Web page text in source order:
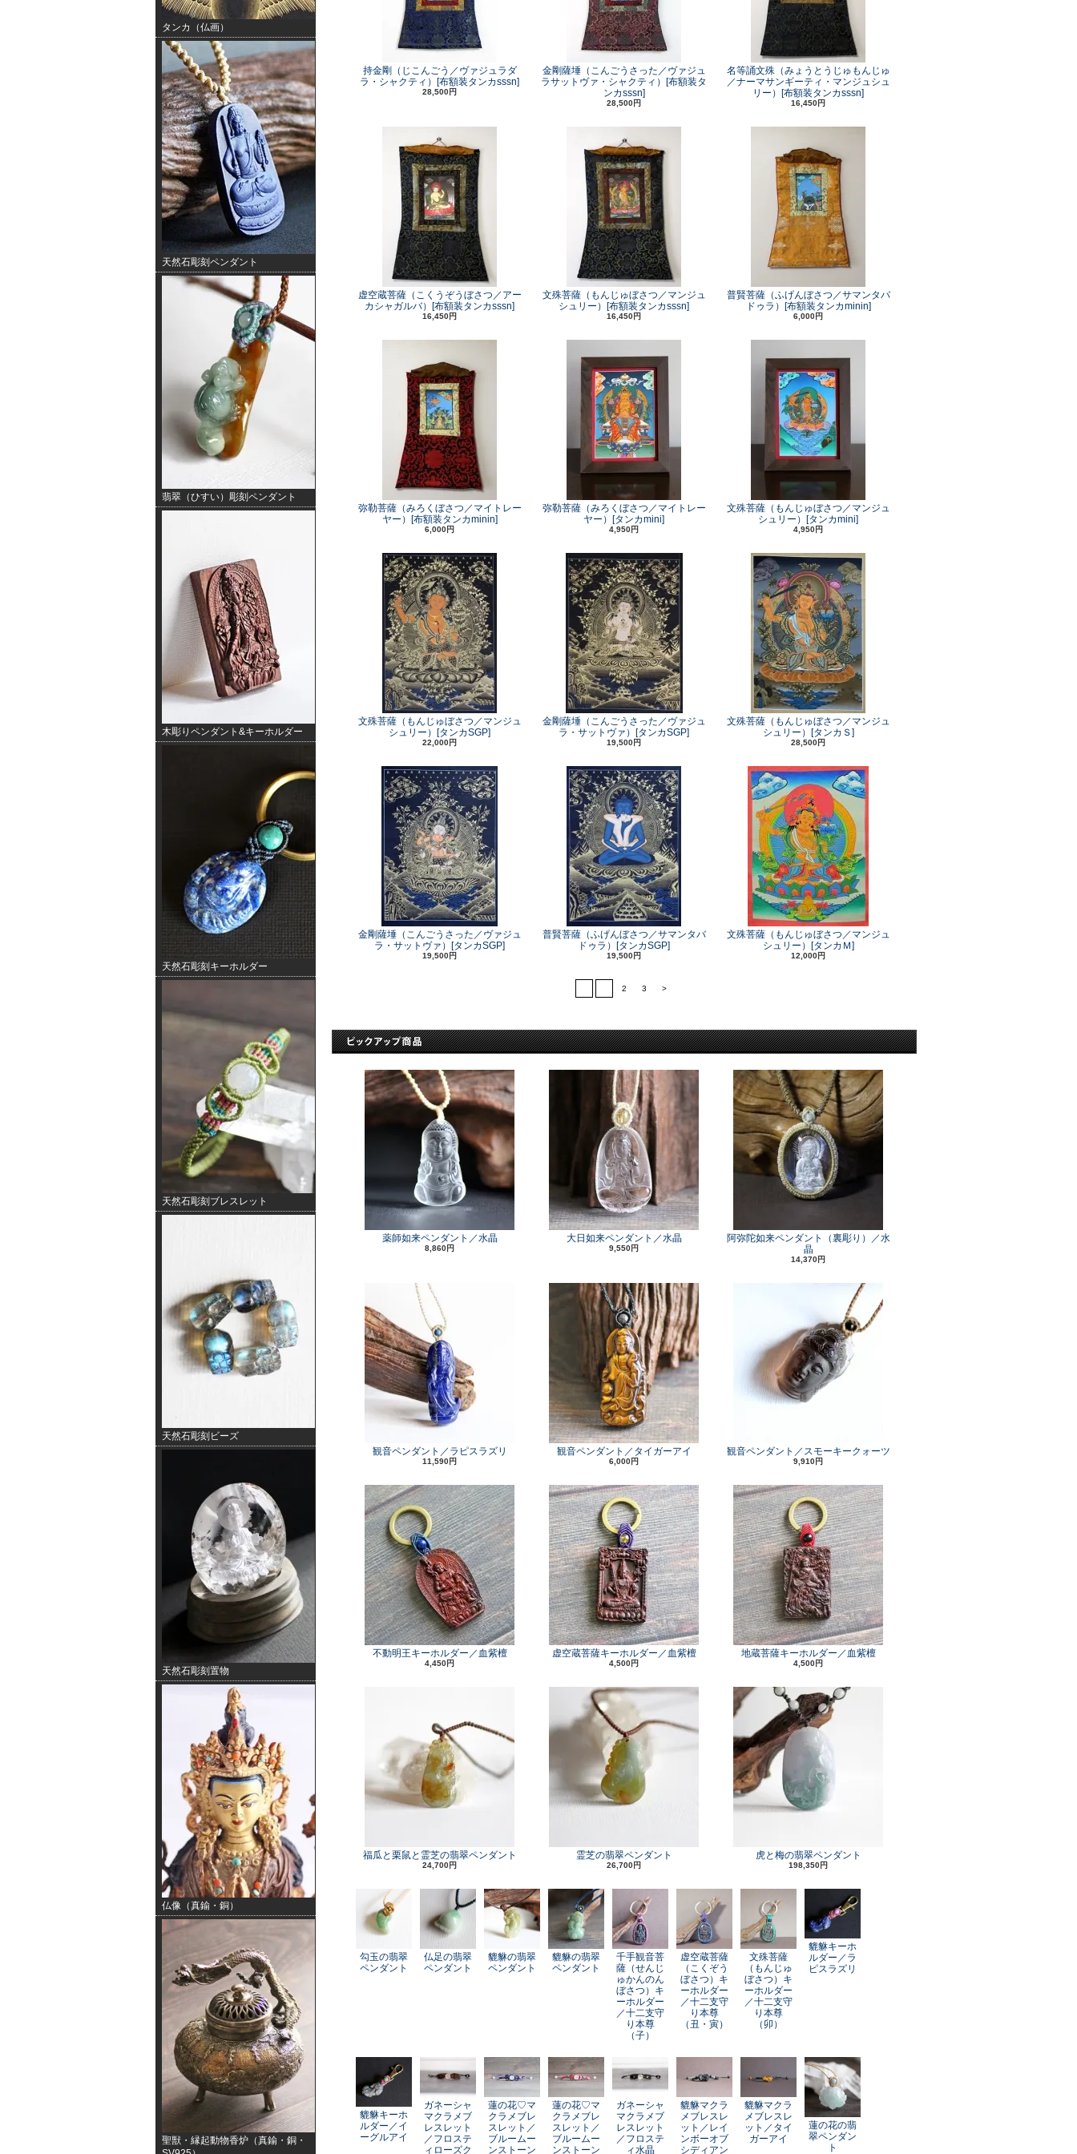
タンカ（仏画）
天然石彫刻ペンダント
翡翠（ひすい）彫刻ペンダント
木彫りペンダント&キーホルダー
天然石彫刻キーホルダー
天然石彫刻ブレスレット
天然石彫刻ビーズ
天然石彫刻置物
仏像（真鍮・銅）
聖獣・縁起動物香炉（真鍮・銅・
持金剛（じこんごう／ヴァジュラダ
ラ・シャクティ）[布額装タンカsssn]
28,500円
金剛薩埵（こんごうさった／ヴァジュ
ラサットヴァ・シャクティ）[布額装タ
ンカsssn]
28,500円
名等誦文殊（みょうとうじゅもんじゅ
／ナーマサンギーティ・マンジュシュ
リー）[布額装タンカsssn]
16,450円
虚空蔵菩薩（こくうぞうぼさつ／アー
カシャガルバ）[布額装タンカsssn]
16,450円
文殊菩薩（もんじゅぼさつ／マンジュ
シュリー）[布額装タンカsssn]
16,450円
普賢菩薩（ふげんぼさつ／サマンタバ
ドゥラ）[布額装タンカminin]
6,000円
弥勒菩薩（みろくぼさつ／マイトレー
ヤー）[布額装タンカminin]
6,000円
弥勒菩薩（みろくぼさつ／マイトレー
ヤー）[タンカmini]
4,950円
文殊菩薩（もんじゅぼさつ／マンジュ
シュリー）[タンカmini]
4,950円
文殊菩薩（もんじゅぼさつ／マンジュ
シュリー）[タンカSGP]
22,000円
金剛薩埵（こんごうさった／ヴァジュ
ラ・サットヴァ）[タンカSGP]
19,500円
文殊菩薩（もんじゅぼさつ／マンジュ
シュリー）[タンカＳ]
28,500円
金剛薩埵（こんごうさった／ヴァジュ
ラ・サットヴァ）[タンカSGP]
19,500円
普賢菩薩（ふげんぼさつ／サマンタバ
ドゥラ）[タンカSGP]
19,500円
文殊菩薩（もんじゅぼさつ／マンジュ
シュリー）[タンカＭ]
12,000円
2 3 >
薬師如来ペンダント／水晶
8,860円
大日如来ペンダント／水晶
9,550円
阿弥陀如来ペンダント（裏彫り）／水
晶
14,370円
観音ペンダント／ラピスラズリ
11,590円
観音ペンダント／タイガーアイ
6,000円
観音ペンダント／スモーキークォーツ
9,910円
不動明王キーホルダー／血紫檀
4,450円
虚空蔵菩薩キーホルダー／血紫檀
4,500円
地蔵菩薩キーホルダー／血紫檀
4,500円
福瓜と栗鼠と霊芝の翡翠ペンダント
24,700円
霊芝の翡翠ペンダント
26,700円
虎と梅の翡翠ペンダント
198,350円
勾玉の翡翠
ペンダント
仏足の翡翠
ペンダント
貔貅の翡翠
ペンダント
貔貅の翡翠
ペンダント
千手観音菩
薩（せんじ
ゅかんのん
ぼさつ）キ
ーホルダー
／十二支守
り本尊
（子）
虚空蔵菩薩
（こくぞう
ぼさつ）キ
ーホルダー
／十二支守
り本尊
（丑・寅）
文殊菩薩
（もんじゅ
ぼさつ）キ
ーホルダー
／十二支守
り本尊
（卯）
貔貅キーホ
ルダー／ラ
ピスラズリ
貔貅キーホ
ルダー／イ
ーグルアイ
ガネーシャ
マクラメブ
レスレット
／フロステ
ィローズク
蓮の花♡マ
クラメブレ
スレット／
ブルームー
ンストーン
蓮の花♡マ
クラメブレ
スレット／
ブルームー
ンストーン
ガネーシャ
マクラメブ
レスレット
／フロステ
ィ水晶
貔貅マクラ
メブレスレ
ット／レイ
ンボーオブ
シディアン
貔貅マクラ
メブレスレ
ット／タイ
ガーアイ
蓮の花の翡
翠ペンダン
ト